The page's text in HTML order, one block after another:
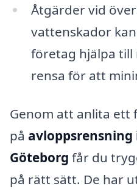
Åtgärder vid
vattenskador
företag hjälpa till
rensa för att
Genom att anlita ett
på avloppsrensning
Göteborg får du
på rätt sätt. De har